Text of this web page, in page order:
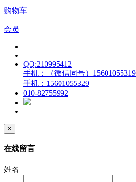
购物车
会员
QQ:210995412
手机：（微信同号）15601055319
手机：15601055329
010-82755992
×
在线留言
姓名